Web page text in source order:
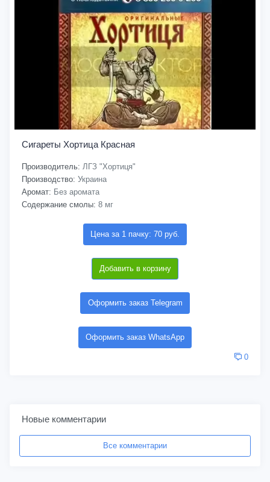
Сигареты Хортица Красная
Производитель: ЛГЗ "Хортиця"
Производство: Украина
Аромат: Без аромата
Содержание смолы: 8 мг
Цена за 1 пачку: 70 руб.
Добавить в корзину
Оформить заказ Telegram
Оформить заказ WhatsApp
0
Новые комментарии
Все комментарии